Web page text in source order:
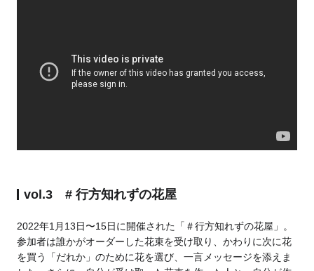
vol.3 # 行方知れずの花屋
2022年1月13日〜15日に開催された「＃行方知れずの花屋」。
参加者は誰かがオーダーした花束を受け取り、かわりに次に花
を買う「だれか」のために花を選び、一言メッセージを添えま